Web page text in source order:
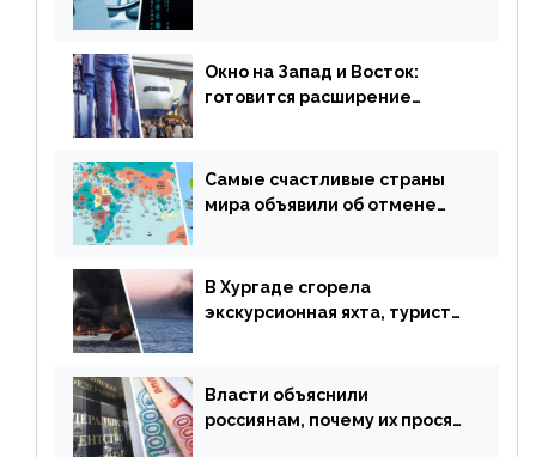
Окно на Запад и Восток:
готовится расширение
Самые счастливые страны
мира объявили об отмене
В Хургаде сгорела
экскурсионная яхта, туристы
Власти объяснили
россиянам, почему их просят